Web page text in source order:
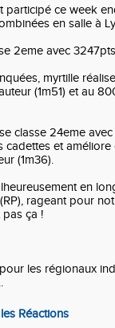
participé ce week
en salle à
2eme avec
myrtille
(1m51) et au
classe 24eme
cadettes et
(1m36).
en
rageant pour
pas ça !
les régionaux
les Réactions